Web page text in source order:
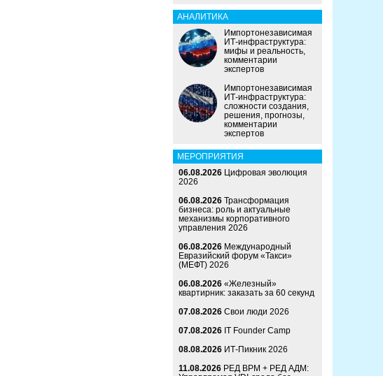
АНАЛИТИКА
Импортонезависимая
ИТ-инфраструктура:
мифы и реальность,
комментарии
экспертов
Импортонезависимая
ИТ-инфраструктура:
сложности создания,
решения, прогнозы,
комментарии
экспертов
МЕРОПРИЯТИЯ
06.08.2026 Цифровая эволюция
2026
06.08.2026 Трансформация
бизнеса: роль и актуальные
механизмы корпоративного
управления 2026
06.08.2026 Международный
Евразийский форум «Такси»
(МЕФТ) 2026
06.08.2026 «Железный»
квартирник: заказать за 60 секунд
07.08.2026 Свои люди 2026
07.08.2026 IT Founder Camp
08.08.2026 ИТ-Пикник 2026
11.08.2026 РЕД ВРМ + РЕД АДМ: